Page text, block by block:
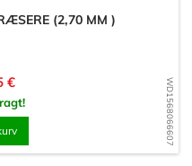
WD1568066607
(2,70 MM )
€